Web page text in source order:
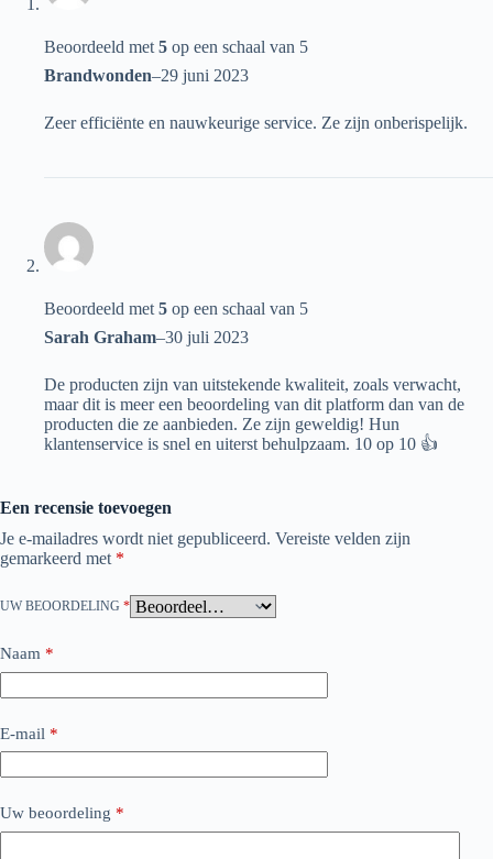
Beoordeeld met 5 op een schaal van 5
Brandwonden–29 juni 2023
Zeer efficiënte en nauwkeurige service. Ze zijn onberispelijk.
Beoordeeld met 5 op een schaal van 5
Sarah Graham–30 juli 2023
De producten zijn van uitstekende kwaliteit, zoals verwacht,
maar dit is meer een beoordeling van dit platform dan van de
producten die ze aanbieden. Ze zijn geweldig! Hun
klantenservice is snel en uiterst behulpzaam. 10 op 10 👍
Een recensie toevoegen
Je e-mailadres wordt niet gepubliceerd. Vereiste velden zijn
gemarkeerd met *
UW BEOORDELING *
Naam *
E-mail *
Uw beoordeling *